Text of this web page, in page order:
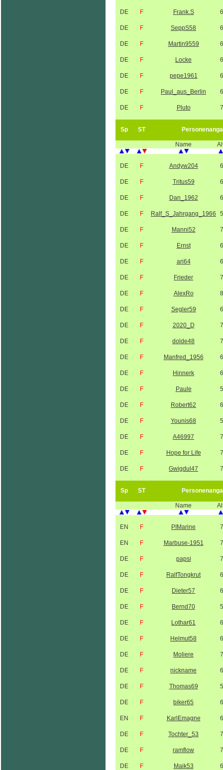
DE F Frank.S
DE F SeppS58
DE F Martin9559
DE F Locke
DE F pepe1961
DE F Paul_aus_Berlin
DE F Pluto
Sp ST
Name
DE F Andyw204
DE F Tritus59
DE F Dan_1962
DE F Ralf_S_Jahrgang_1966
DE F Manni52
DE F Ernst
DE F ari64
DE F Frieder
DE F AlexRo
DE F Segler59
DE F 2020_D
DE F dolde48
DE F Manfred_1956
DE F Hinnerk
DE F Paule
DE F Robert62
DE F Younis68
DE F A46997
DE F Hope for Life
DE F Gwigdul47
Sp ST
Name
EN F PIMarine
EN F Marbuse-1951
DE F papsi
DE F RalfTongkrut
DE F Dieter57
DE F Bernd70
DE F Lothar61
DE F Helmut58
DE F Moliere
DE F nickname
DE F Thomas69
DE F biker65
EN F KarlEmagne
DE F Tochter_53
DE F ramflow
DE F Maik53